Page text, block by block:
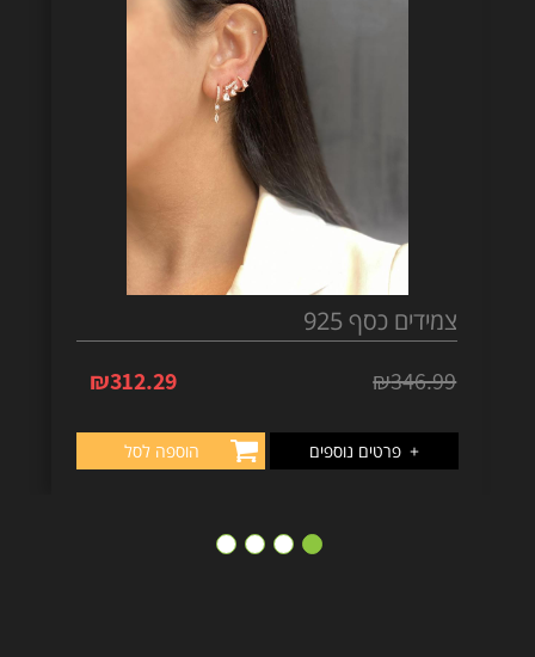
צמידים כסף 925
₪346.99
₪312.29
+ פרטים נוספים הוספה לסל